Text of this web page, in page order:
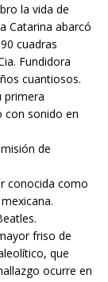
la vida de
Catarina abarcó
cuadras
Fundidora
cuantiosos.
primera
con sonido en
de
conocida como
friso de
que
ocurre en